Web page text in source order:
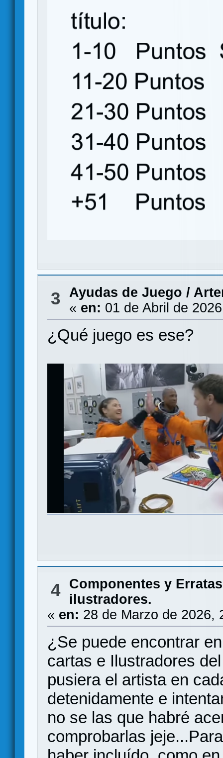
3 Ayudas de Juego /
« en: 01 de Abril de
¿Qué juego es ese?
4 Componentes y Erratas
ilustradores.
« en: 28 de Marzo de 2026,
¿Se puede encontrar
cartas e Ilustradores
pusiera el artista en
detenidamente e
no se las que habré
comprobarlas